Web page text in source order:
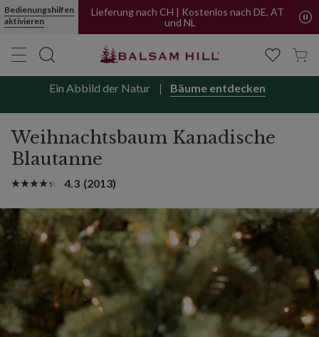
Bedienungshilfen
aktivieren
Lieferung nach CH | Kostenlos nach DE, AT
und NL
Ein Abbild der Natur Bäume entdecken
Weihnachtsbaum Kanadische
Blautanne
4.3 (2013)